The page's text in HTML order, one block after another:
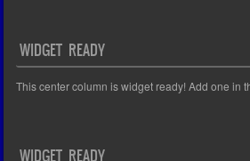
WIDGET READY
This center column is widget ready! Add one in
WIDGET READY